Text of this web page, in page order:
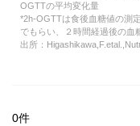
OGTTの平均変化量
*2h-OGTTは食後血糖値の測
でもらい、２時間経過後の血
出所：
0件